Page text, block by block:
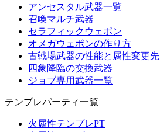
アンセスタル武器一覧
召喚マルチ武器
セラフィックウェポン
オメガウェポンの作り方
古戦場武器の性能と属性変更先
四象降臨の交換武器
ジョブ専用武器一覧
テンプレパーティ一覧
火属性テンプレPT